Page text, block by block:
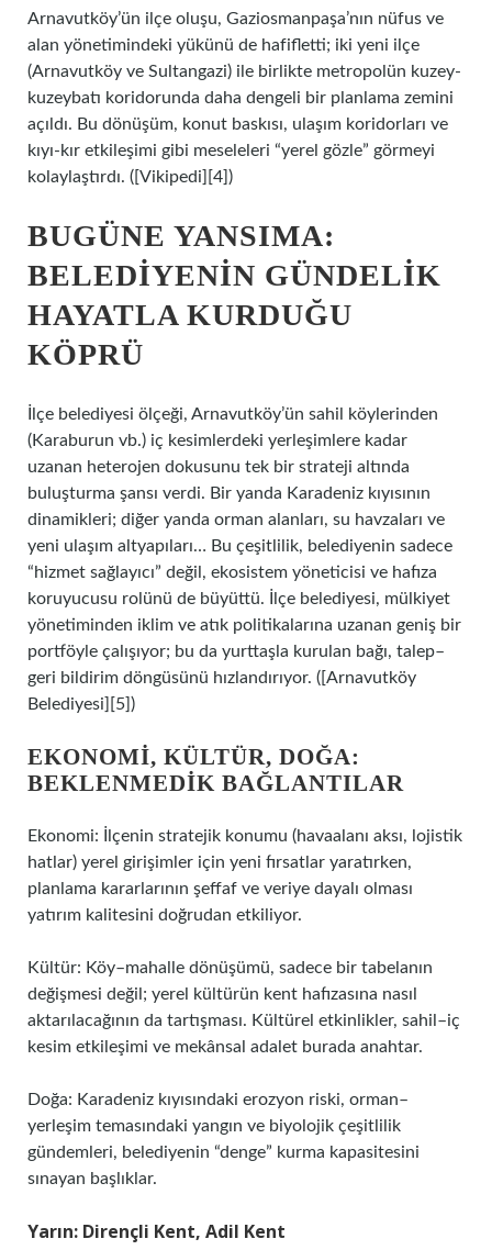
Arnavutköy’ün ilçe oluşu, Gaziosmanpaşa’nın nüfus ve
alan yönetimindeki yükünü de hafifletti; iki yeni ilçe
(Arnavutköy ve Sultangazi) ile birlikte metropolün kuzey-
kuzeybatı koridorunda daha dengeli bir planlama zemini
açıldı. Bu dönüşüm, konut baskısı, ulaşım koridorları ve
kıyı-kır etkileşimi gibi meseleleri “yerel gözle” görmeyi
kolaylaştırdı. ([Vikipedi][4])
BUGÜNE YANSIMA:
BELEDIYENIN GÜNDELIK
HAYATLA KURDUĞU
KÖPRÜ
İlçe belediyesi ölçeği, Arnavutköy’ün sahil köylerinden
(Karaburun vb.) iç kesimlerdeki yerleşimlere kadar
uzanan heterojen dokusunu tek bir strateji altında
buluşturma şansı verdi. Bir yanda Karadeniz kıyısının
dinamikleri; diğer yanda orman alanları, su havzaları ve
yeni ulaşım altyapıları… Bu çeşitlilik, belediyenin sadece
“hizmet sağlayıcı” değil, ekosistem yöneticisi ve hafıza
koruyucusu rolünü de büyüttü. İlçe belediyesi, mülkiyet
yönetiminden iklim ve atık politikalarına uzanan geniş bir
portföyle çalışıyor; bu da yurttaşla kurulan bağı, talep–
geri bildirim döngüsünü hızlandırıyor. ([Arnavutköy
Belediyesi][5])
EKONOMI, KÜLTÜR, DOĞA:
BEKLENMEDIK BAĞLANTILAR
Ekonomi: İlçenin stratejik konumu (havaalanı aksı, lojistik
hatlar) yerel girişimler için yeni fırsatlar yaratırken,
planlama kararlarının şeffaf ve veriye dayalı olması
yatırım kalitesini doğrudan etkiliyor.
Kültür: Köy–mahalle dönüşümü, sadece bir tabelanın
değişmesi değil; yerel kültürün kent hafızasına nasıl
aktarılacağının da tartışması. Kültürel etkinlikler, sahil–iç
kesim etkileşimi ve mekânsal adalet burada anahtar.
Doğa: Karadeniz kıyısındaki erozyon riski, orman–
yerleşim temasındaki yangın ve biyolojik çeşitlilik
gündemleri, belediyenin “denge” kurma kapasitesini
sınayan başlıklar.
Yarın: Dirençli Kent, Adil Kent